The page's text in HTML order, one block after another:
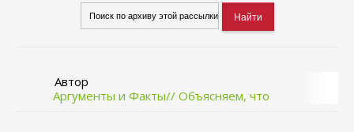
Автор
Аргументы и Факты// Объясняем, что